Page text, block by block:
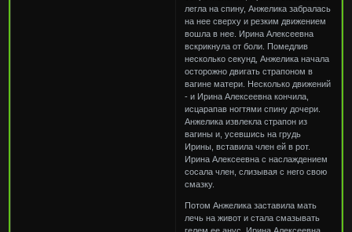
легла на спину, Анжелика забралась
на нее сверху и резким движением
вошла в нее. Ирина Алексеевна
вскрикнула от боли. Помедлив
несколько секунд, Анжелика начала
осторожно двигать страпоном в
вагине матери. Несколько движений
- и Ирина Алексеевна кончила,
исцарапав ногтями спину дочери.
Анжелика извлекла страпон из
вагины и, усевшись на грудь
Ирины, вставила член ей в рот.
Ирина Алексеевна с наслаждением
сосала член, слизывая с него свою
смазку.
Потом Анжелика заставила мать
лечь на живот и стала смазывать